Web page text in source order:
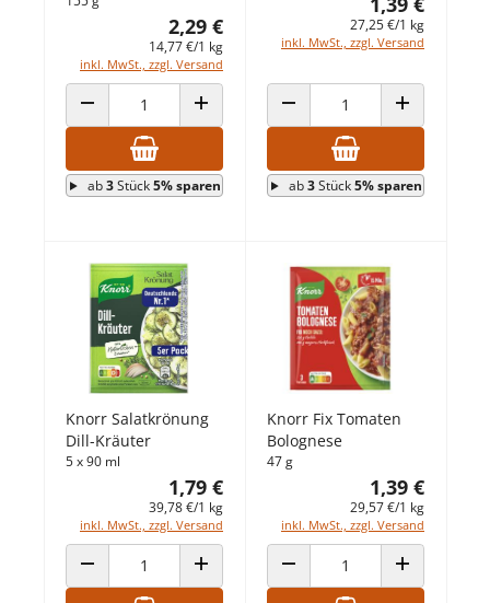
2,29 €
14,77 €/1 kg
inkl. MwSt., zzgl. Versand
ANZAHL VERRINGERNANZAHL ERHÖHEN
ab3Stück5% sparen
27,25 €/1 kg
inkl. MwSt., zzgl. Versand
ANZAHL VERRINGERNANZAHL
ab3Stück5% sparen
Knorr Salatkrönung
Dill-Kräuter
5 x 90 ml
1,79 €
39,78 €/1 kg
inkl. MwSt., zzgl. Versand
ANZAHL VERRINGERNANZAHL ERHÖHEN
Knorr Fix Tomaten
Bolognese
47 g
1,39 €
29,57 €/1 kg
inkl. MwSt., zzgl. Versand
ANZAHL VERRINGERNANZAHL